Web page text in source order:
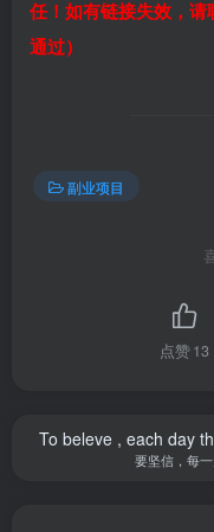
任！如有链接失效，
通过）
副业项目
点赞13
To beleve , each day
要坚信，每